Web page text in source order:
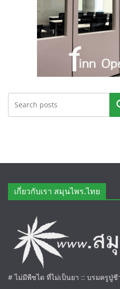
เกี่ยวกับเรา สมุนไพร.ไทย
# ไม่มีพืชได ที่ไม่เป็นยา :: บรมครูปู่ชี